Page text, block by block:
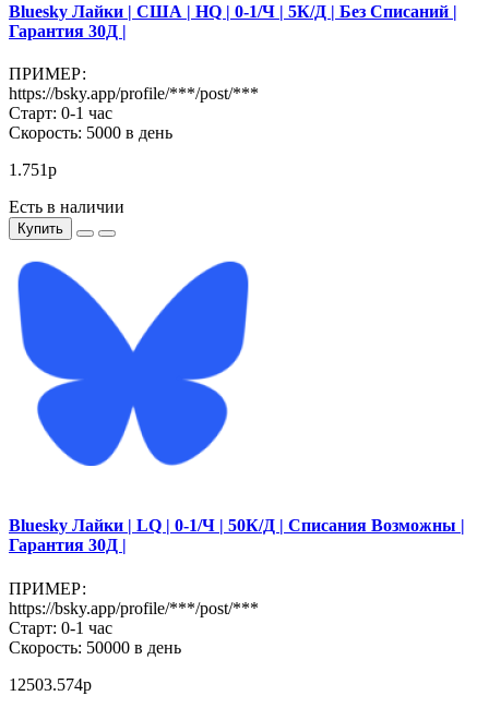
Bluesky Лайки | США | HQ | 0-1/Ч | 5К/Д | Без Списаний |
Гарантия 30Д |
ПРИМЕР:
https://bsky.app/profile/***/post/***
Старт: 0-1 час
Скорость: 5000 в день
1.751р
Есть в наличии
Купить
Bluesky Лайки | LQ | 0-1/Ч | 50К/Д | Списания Возможны |
Гарантия 30Д |
ПРИМЕР:
https://bsky.app/profile/***/post/***
Старт: 0-1 час
Скорость: 50000 в день
12503.574р